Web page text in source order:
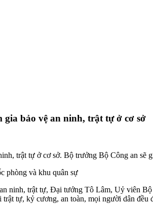
bảo vệ an ninh, trật tự ở cơ sở
trật tự ở cơ sở. Bộ trưởng Bộ Công an sẽ
phòng và khu quân sự
ninh, trật tự, Đại tướng Tô Lâm, Uỷ viên
tự, kỷ cương, an toàn, mọi người dân